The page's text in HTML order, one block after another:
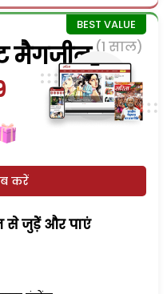
मैगजीन (1 साल)
करें
से जुड़ेें और पाएं